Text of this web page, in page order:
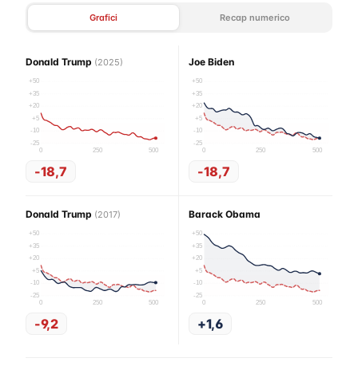
Grafici Recap numerico
Donald Trump (2025)
-25
-10
+5
+20
+35
+50
0 250 500
-18,7
Joe Biden
-25
-10
+5
+20
+35
+50
0 250 500
-18,7
Donald Trump (2017)
-25
-10
+5
+20
+35
+50
0 250 500
-9,2
Barack Obama
-25
-10
+5
+20
+35
+50
0 250 500
+1,6